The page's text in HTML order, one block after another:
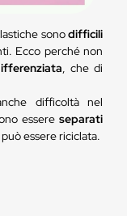
sonodifficili
Ecco perché non
, che di
difficoltà nel
essereseparati
essere riciclata.